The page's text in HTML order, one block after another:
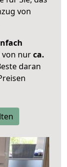
von
von nurca.
daran